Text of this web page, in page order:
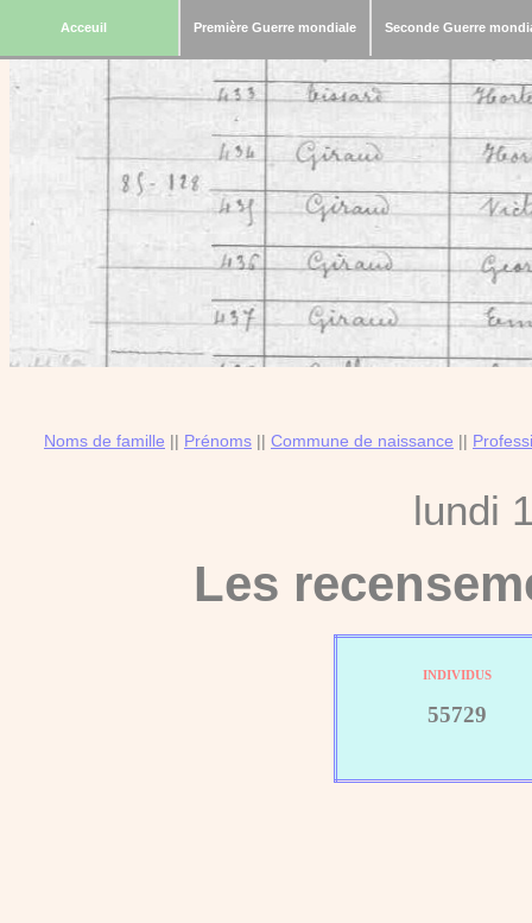
Acceuil Première Guerre mondiale Seconde Guerre
Noms de famille || Prénoms || Commune de naissance ||
lundi
Les
INDIVIDUS
55729